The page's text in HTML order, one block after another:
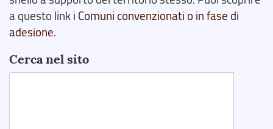
a questo link i Comuni convenzionati o in fase di
adesione.
Cerca nel sito